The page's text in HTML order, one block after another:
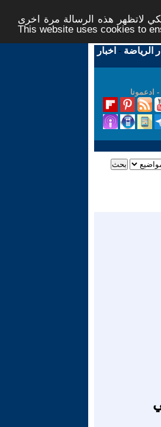
لاتظهر هذه الرسالة مرة اخرى -
This website uses cookies to
الرياضة - اخبار
- ادعمونا